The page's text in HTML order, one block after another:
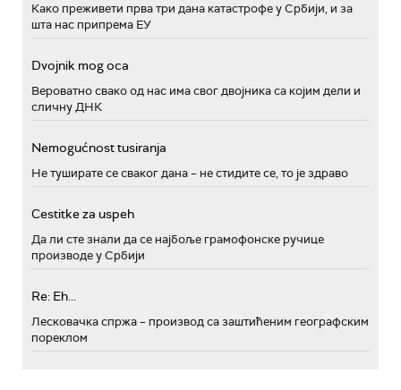
Како преживети прва три дана катастрофе у Србији, и за
шта нас припрема ЕУ
Dvojnik mog oca
Вероватно свако од нас има свог двојника са којим дели и
сличну ДНК
Nemogućnost tusiranja
Не туширате се сваког дана – не стидите се, то је здраво
Cestitke za uspeh
Да ли сте знали да се најбоље грамофонске ручице
производе у Србији
Re: Eh...
Лесковачка спржа – производ са заштићеним географским
пореклом